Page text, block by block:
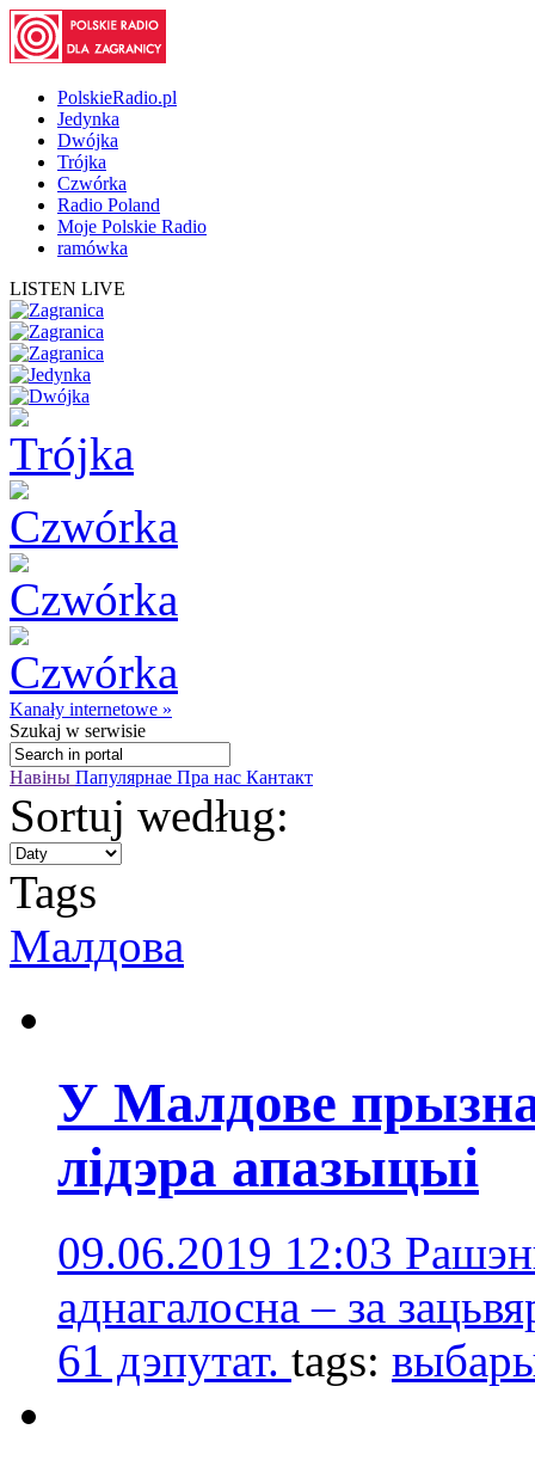
PolskieRadio.pl
Jedynka
Dwójka
Trójka
Czwórka
Radio Poland
Moje Polskie Radio
ramówka
LISTEN LIVE
Kanały internetowe »
Szukaj w serwisie
Навіны Папулярнае Пра нас Кантакт
Sortuj według:
Tags
Малдовa
У Малдове
лідэра апазыцыі
09.06.2019 12:03
аднагалосна – за
61 дэпутат. tags: